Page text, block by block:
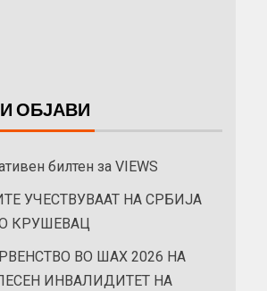
ОБЈАВИ
билтен за VIEWS
УЧЕСТВУВААТ НА СРБИЈА
КРУШЕВАЦ
ВО ШАХ 2026 НА
ИНВАЛИДИТЕТ НА